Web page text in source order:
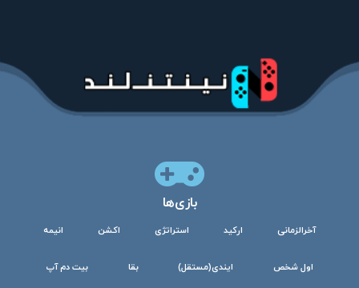
بازی‌ها
آخرالزمانی ارکید استراتژی اکشن انیمه
اول شخص ایندی(مستقل) بقا بیت دم آپ